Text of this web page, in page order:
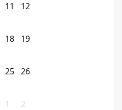
11 12
18 19
25 26
1 2